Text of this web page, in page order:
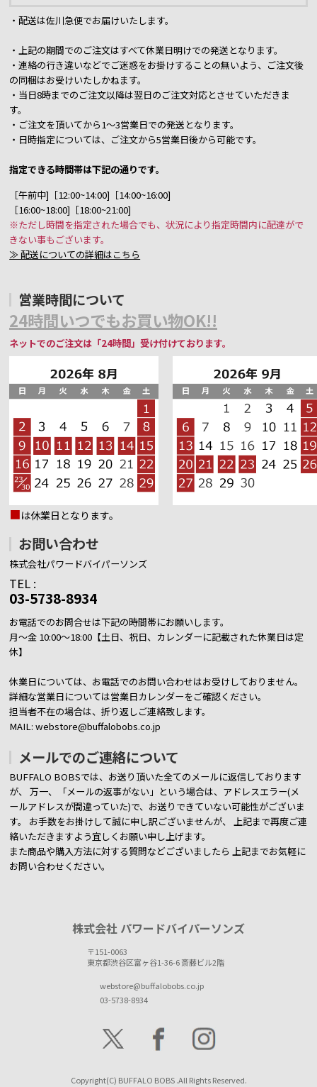
・配送は佐川急便でお届けいたします。
・上記の期間でのご注文はすべて休業日明けでの発送となります。
・連絡の行き違いなどでご迷惑をお掛けすることの無いよう、ご注文後
の同梱はお受けいたしかねます。
・当日8時までのご注文以降は翌日のご注文対応とさせていただきま
す。
・ご注文を頂いてから1～3営業日での発送となります。
・日時指定については、ご注文から5営業日後から可能です。
指定できる時間帯は下記の通りです。
［午前中]［12:00~14:00]［14:00~16:00]
［16:00~18:00]［18:00~21:00]
※ただし時間を指定された場合でも、状況により指定時間内に配達がで
きない事もございます。
≫ 配送についての詳細はこちら
営業時間について
24時間いつでもお買い物OK!!
ネットでのご注文は「24時間」受け付けております。
■は休業日となります。
お問い合わせ
株式会社パワードバイパーソンズ
TEL :
03-5738-8934
お電話でのお問合せは下記の時間帯にお願いします。
月～金 10:00～18:00【土日、祝日、カレンダーに記載された休業日は定
休】
休業日については、お電話でのお問い合わせはお受けしておりません。
詳細な営業日については営業日カレンダーをご確認ください。
担当者不在の場合は、折り返しご連絡致します。
MAIL: webstore@buffalobobs.co.jp
メールでのご連絡について
BUFFALO BOBSでは、お送り頂いた全てのメールに返信しております
が、 万一、「メールの返事がない」という場合は、アドレスエラー(メ
ールアドレスが間違っていた)で、お送りできていない可能性がございま
す。 お手数をお掛けして誠に申し訳ございませんが、 上記まで再度ご連
絡いただきますよう宜しくお願い申し上げます。
また商品や購入方法に対する質問などございましたら上記までお気軽に
お問い合わせください。
株式会社 パワードバイパーソンズ
〒151-0063
東京都渋谷区富ヶ谷1-36-6 斎藤ビル2階
webstore@buffalobobs.co.jp
03-5738-8934
Copyright(C) BUFFALO BOBS .All Rights Reserved.